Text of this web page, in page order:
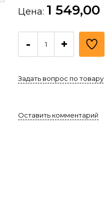
Цена: 1 549,00
- +
Задать вопрос по товару
Оставить комментарий